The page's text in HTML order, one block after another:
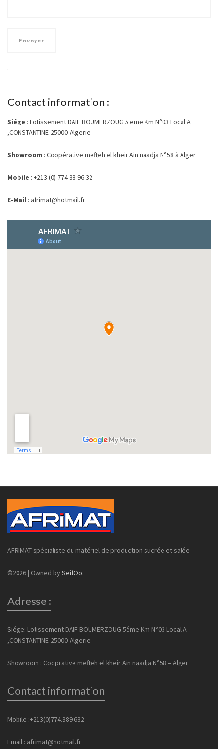
.
Contact information :
Siége : Lotissement DAIF BOUMERZOUG 5 eme Km N°03 Local A
,CONSTANTINE-25000-Algerie
Showroom : Coopérative mefteh el kheir Ain naadja N°58 à Alger
Mobile : +213 (0) 774 38 96 32
E-Mail : afrimat@hotmail.fr
AFRIMAT spécialiste du matériel de production sucrée et salée
©2026 | Owned by SeifOo.
Adresse :
Siége: Lotissement DAIF BOUMERZOUG 5éme Km N°03 Local A
,CONSTANTINE-25000-Algerie
Showroom : Cooprative mefteh el kheir Ain naadja N°58 – Alger
Contact information
Mobile :+213(0)774.389.632
Email : afrimat@hotmail.fr